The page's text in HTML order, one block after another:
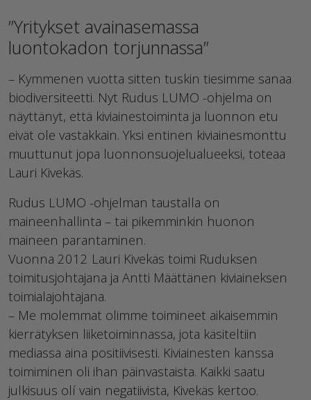
”Yritykset avainasemassa
luontokadon torjunnassa”
– Kymmenen vuotta sitten tuskin tiesimme sanaa
biodiversiteetti. Nyt Rudus LUMO -ohjelma on
näyttänyt, että kiviainestoiminta ja luonnon etu
eivät ole vastakkain. Yksi entinen kiviainesmonttu
muuttunut jopa luonnonsuojelualueeksi, toteaa
Lauri Kivekäs.
Rudus LUMO -ohjelman taustalla on
maineenhallinta – tai pikemminkin huonon
maineen parantaminen.
Vuonna 2012 Lauri Kivekäs toimi Ruduksen
toimitusjohtajana ja Antti Määttänen kiviaineksen
toimialajohtajana.
– Me molemmat olimme toimineet aikaisemmin
kierrätyksen liiketoiminnassa, jota käsiteltiin
mediassa aina positiivisesti. Kiviainesten kanssa
toimiminen oli ihan päinvastaista. Kaikki saatu
julkisuus olí vain negatiivista, Kivekäs kertoo.